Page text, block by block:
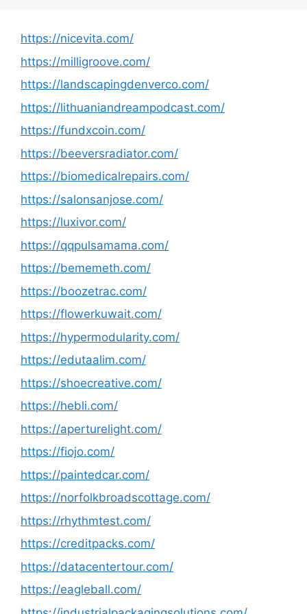
https://nicevita.com/
https://milligroove.com/
https://landscapingdenverco.com/
https://lithuaniandreampodcast.com/
https://fundxcoin.com/
https://beeversradiator.com/
https://biomedicalrepairs.com/
https://salonsanjose.com/
https://luxivor.com/
https://qqpulsamama.com/
https://bememeth.com/
https://boozetrac.com/
https://flowerkuwait.com/
https://hypermodularity.com/
https://edutaalim.com/
https://shoecreative.com/
https://hebli.com/
https://aperturelight.com/
https://fiojo.com/
https://paintedcar.com/
https://norfolkbroadscottage.com/
https://rhythmtest.com/
https://creditpacks.com/
https://datacentertour.com/
https://eagleball.com/